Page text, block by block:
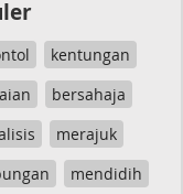
kentungan
bersahaja
merajuk
mendidih